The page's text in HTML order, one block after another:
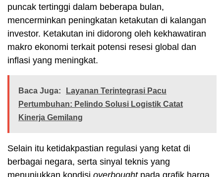
puncak tertinggi dalam beberapa bulan,
mencerminkan peningkatan ketakutan di kalangan
investor. Ketakutan ini didorong oleh kekhawatiran
makro ekonomi terkait potensi resesi global dan
inflasi yang meningkat.
Baca Juga:
Layanan Terintegrasi Pacu
Pertumbuhan: Pelindo Solusi Logistik Catat
Kinerja Gemilang
Selain itu ketidakpastian regulasi yang ketat di
berbagai negara, serta sinyal teknis yang
menunjukkan kondisi overbought pada grafik harga